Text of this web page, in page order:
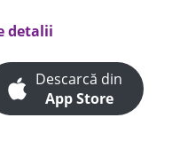
detalii
Descarcă din
App Store